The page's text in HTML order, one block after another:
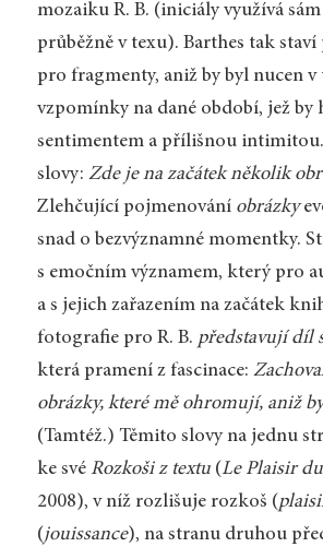
mozaiku R. B. (iniciály využívá sám
průběžně v texu). Barthes tak staví
pro fragmenty, aniž by byl nucen v
vzpomínky na dané období, jež by
sentimentem a přílišnou
slovy: Zde je na začátek několik
Zlehčující pojmenování obrázky
snad o bezvýznamné momentky.
s emočním významem, který pro
a s jejich zařazením na začátek
fotografie pro R. B. představují díl
která pramení z fascinace:
obrázky, které mě ohromují, aniž
(Tamtéž.) Těmito slovy na jednu
ke své Rozkoši z textu(Le Plaisir
2008), v níž rozlišuje rozkoš (
(jouissance), na stranu druhou